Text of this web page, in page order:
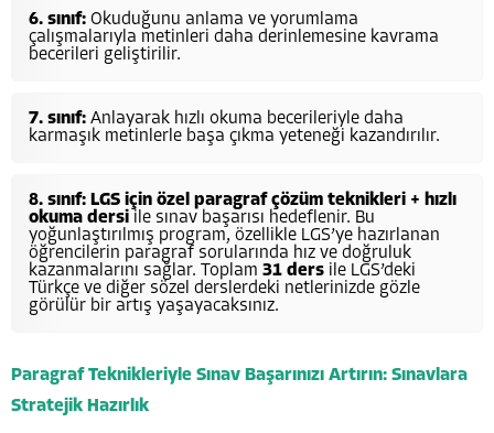
6. sınıf: Okuduğunu anlama ve yorumlama
çalışmalarıyla metinleri daha derinlemesine kavrama
becerileri geliştirilir.
7. sınıf: Anlayarak hızlı okuma becerileriyle daha
karmaşık metinlerle başa çıkma yeteneği kazandırılır.
8. sınıf: LGS için özel paragraf çözüm teknikleri + hızlı
okuma dersi ile sınav başarısı hedeflenir. Bu
yoğunlaştırılmış program, özellikle LGS’ye hazırlanan
öğrencilerin paragraf sorularında hız ve doğruluk
kazanmalarını sağlar. Toplam 31 ders ile LGS’deki
Türkçe ve diğer sözel derslerdeki netlerinizde gözle
görülür bir artış yaşayacaksınız.
Paragraf Teknikleriyle Sınav Başarınızı Artırın: Sınavlara
Stratejik Hazırlık